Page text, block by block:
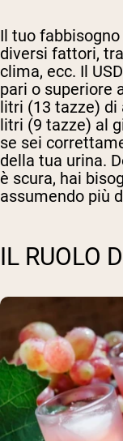
Il tuo
diversi fattori,
clima, ecc. Il
pari o superiore
litri (13 tazze) di
litri (9 tazze) al
se sei
della tua urina.
è scura, hai
assumendo più
IL RUOLO